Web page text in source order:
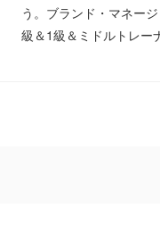
う。ブランド・マネー
級＆1級＆ミドルトレー